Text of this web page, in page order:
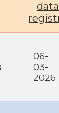
data
06-
03-
2026